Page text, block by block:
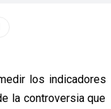
los indicadores
la controversia que